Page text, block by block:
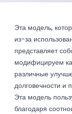
Эта модель,
из-за
представляет
модифицируем
различные
долговечности и
Эта модель
благодаря